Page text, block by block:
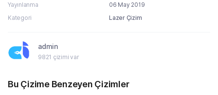
Yayınlanma
06 May 2019
Kategori
Lazer Çizim
admin
9821 çizimi var
Bu Çizime Benzeyen Çizimler